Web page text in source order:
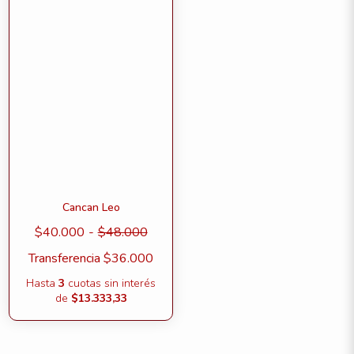
Cancan Leo
$40.000 - $48.000
Transferencia$36.000
Hasta3 cuotas sin interés
de $13.333,33